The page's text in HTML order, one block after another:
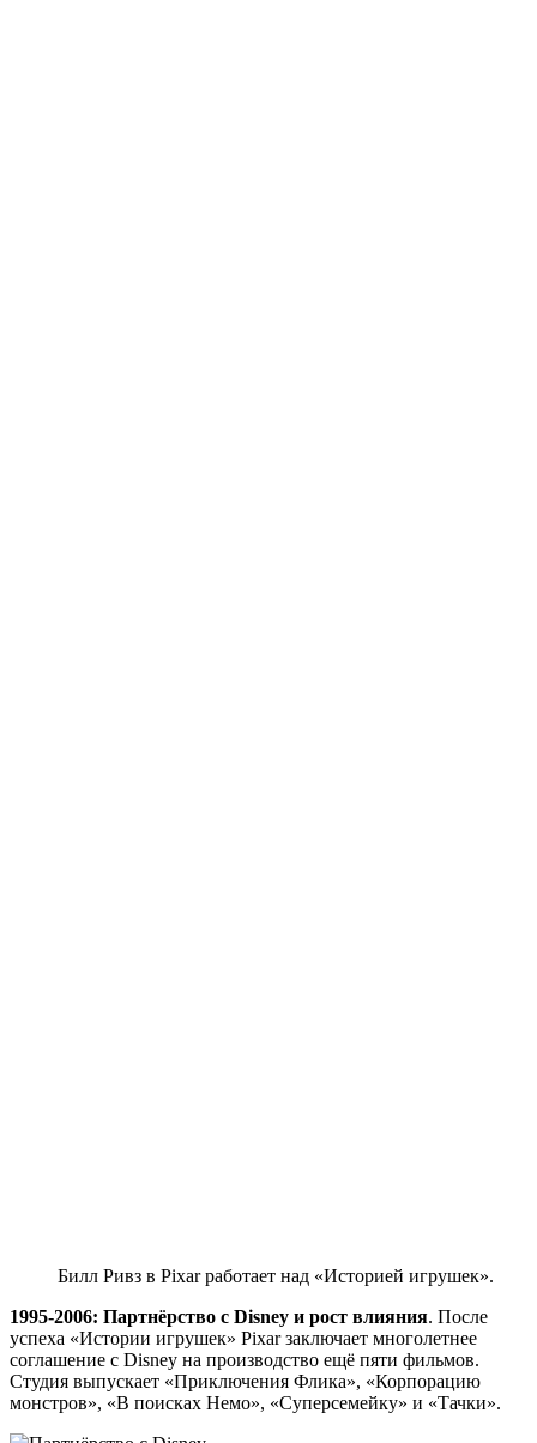
Билл Ривз в Pixar работает над «Историей игрушек».
1995-2006: Партнёрство с Disney и рост влияния. После
успеха «Истории игрушек» Pixar заключает многолетнее
соглашение с Disney на производство ещё пяти фильмов.
Студия выпускает «Приключения Флика», «Корпорацию
монстров», «В поисках Немо», «Суперсемейку» и «Тачки».